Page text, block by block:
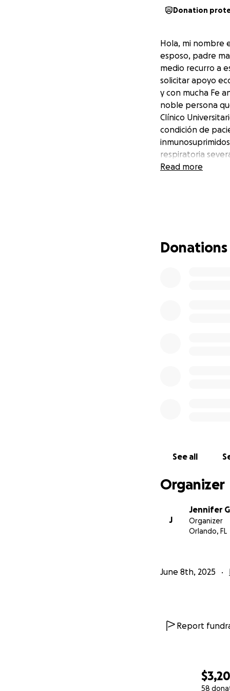
58
Donation
Hola, mi nombre
esposo, padre
medio recurro a
solicitar apoyo
y con mucha Fe
noble persona
Clínico
condición de
respiratoria
hipomagnesemia
Necesidad de
Adquirir insumos
Cualquier
que nos ayudes
suma esperanza.
Read more
Donations
See all
Organizer
J
Jennifer
Organizer
Orlando, FL
June 8th, 2025
Report